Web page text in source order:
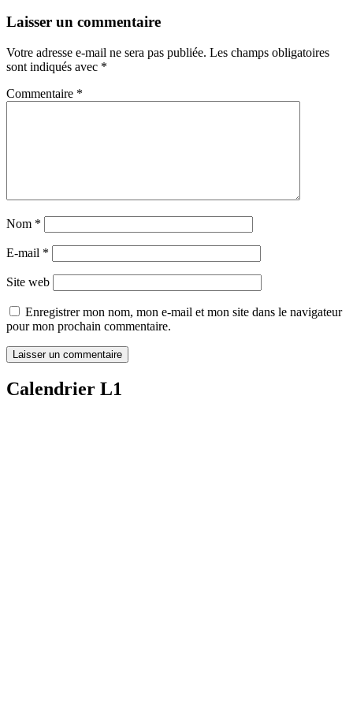
Laisser un commentaire
Votre adresse e-mail ne sera pas publiée. Les champs obligatoires
sont indiqués avec *
Commentaire *
Nom *
E-mail *
Site web
Enregistrer mon nom, mon e-mail et mon site dans le navigateur
pour mon prochain commentaire.
Calendrier L1